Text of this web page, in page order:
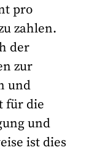
pro
zahlen.
der
zur
und
für die
und
ist dies